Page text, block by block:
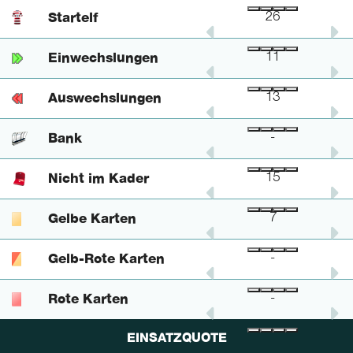
Startelf
6 26
Einwechslungen
2 11
Auswechslungen
2 13
Bank
- -
Nicht im Kader
4 15
Gelbe Karten
2 7
Gelb-Rote Karten
- -
Rote Karten
- -
EINSATZQUOTE